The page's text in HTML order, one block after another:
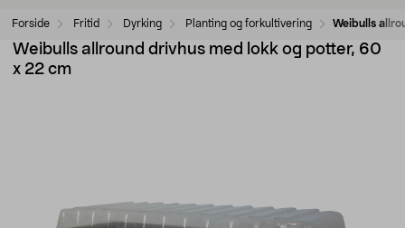
Forside Fritid Dyrking Planting og forkultivering Weibulls
Weibulls allround drivhus med lokk og potter, 60
x 22 cm